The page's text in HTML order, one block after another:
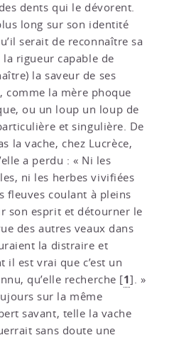
dents qui le dévorent.
long sur son identité
serait de reconnaître sa
rigueur capable de
la saveur de ses
comme la mère phoque
ou un loup un loup de
et singulière. De
la vache, chez Lucrèce,
a perdu : « Ni les
ni les herbes vivifiées
fleuves coulant à pleins
son esprit et détourner le
des autres veaux dans
la distraire et
il est vrai que c’est un
qu’elle recherche [1]. »
sur la même
savant, telle la vache
sans doute une